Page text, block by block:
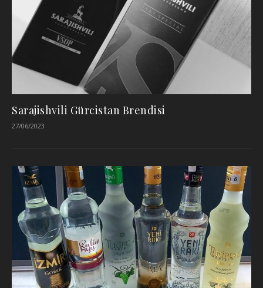
Sarajishvili Gürcistan Brendisi
27/06/2023